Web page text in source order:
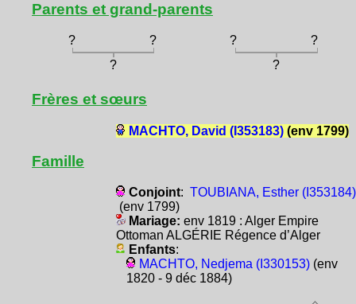
Parents et grand-parents
? ? ?
?
?
?
Frères et sœurs
MACHTO, David (I353183)(env 1799)
Famille
Conjoint: TOUBIANA, Esther (I353184)
(env 1799)
Mariage: env 1819 : Alger Empire
Ottoman ALGÉRIE Régence d’Alger
Enfants:
MACHTO, Nedjema (I330153)(env
1820 - 9 déc 1884)